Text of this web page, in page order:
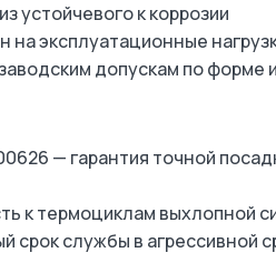
устойчевого к коррозии
на эксплуатационные
допускам по форме
— гарантия точной
к термоциклам выхлопной
срок службы в агрессивной